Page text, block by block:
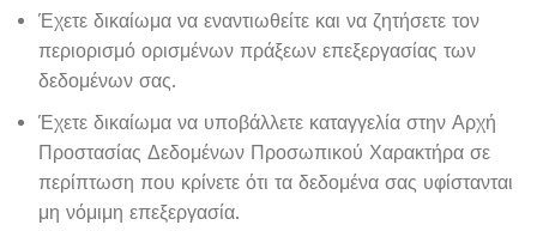
Έχετε δικαίωμα να εναντιωθείτε και να ζητήσετε τον
περιορισμό ορισμένων πράξεων επεξεργασίας των
δεδομένων σας.
Έχετε δικαίωμα να υποβάλλετε καταγγελία στην Αρχή
Προστασίας Δεδομένων Προσωπικού Χαρακτήρα σε
περίπτωση που κρίνετε ότι τα δεδομένα σας υφίστανται
μη νόμιμη επεξεργασία.